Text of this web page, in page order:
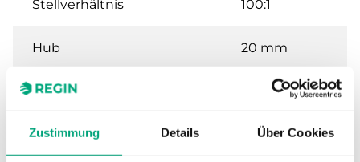
Zustimmung Details Über Cookies
Stellverhältnis 100:1
Hub 20 mm
Nennweite DN50
Kvs 40 m³/h